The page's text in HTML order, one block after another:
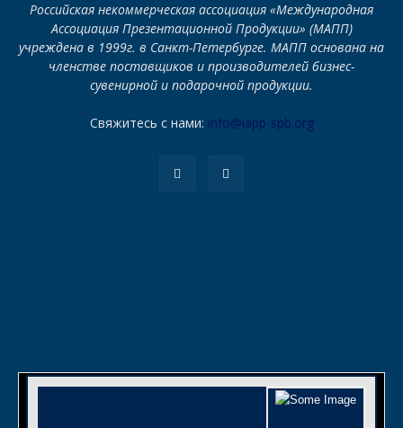
Российская некоммерческая ассоциация «Международная
Ассоциация Презентационной Продукции» (МАПП)
учреждена в 1999г. в Санкт-Петербурге. МАПП основана на
членстве поставщиков и производителей бизнес-
сувенирной и подарочной продукции.
Свяжитесь с нами: info@iapp-spb.org